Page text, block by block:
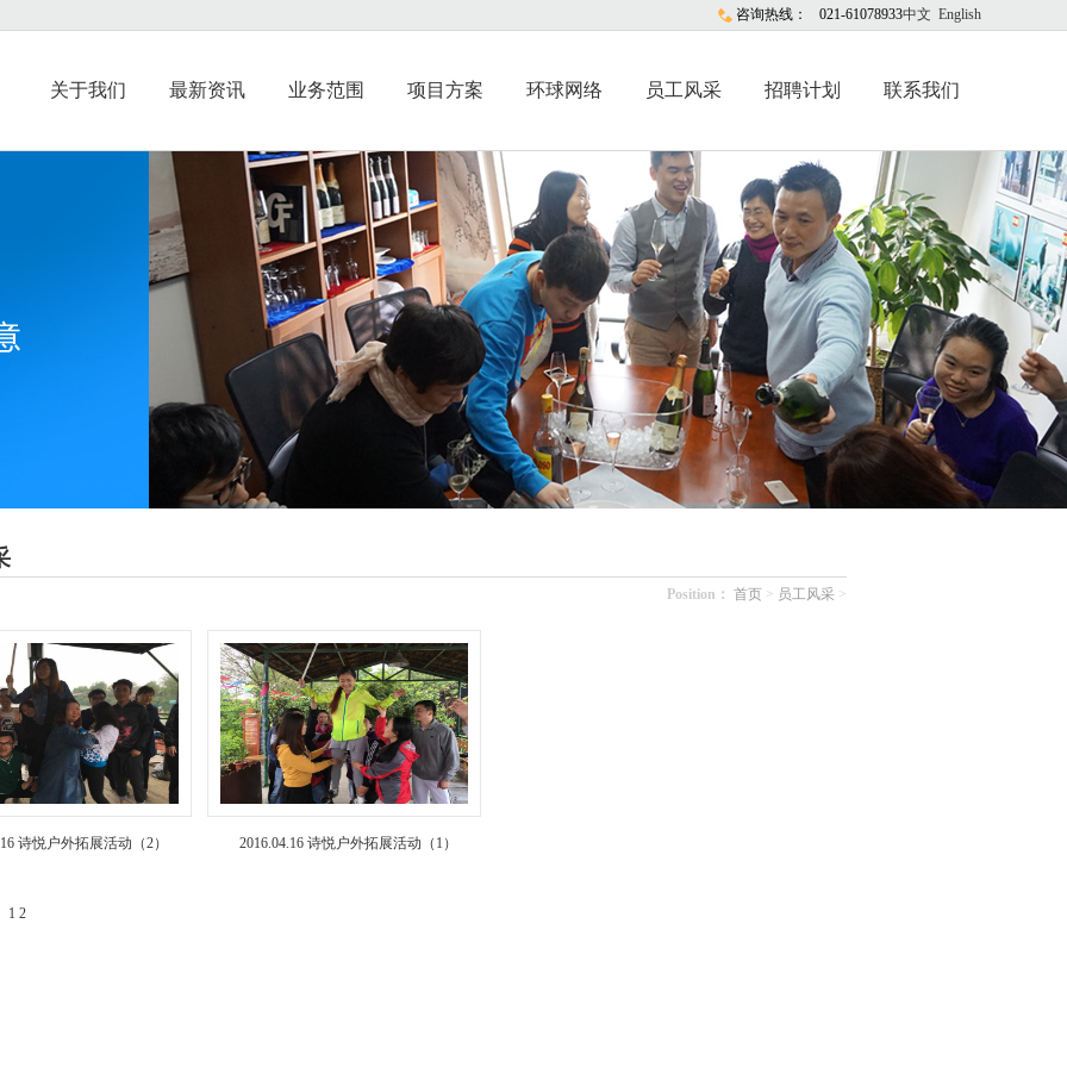
咨询热线： 021-61078933中文 English
关于我们 最新资讯 业务范围 项目方案 环球网络 员工风采 招聘计划 联系我们
Position： 首页 > 员工风采 >
诗悦户外拓展活动（2） 2016.04.16 诗悦户外拓展活动（1）
1 2